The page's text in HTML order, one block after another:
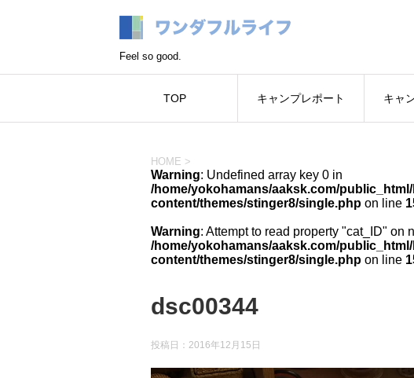
Feel so good.
TOP キャンプレポート キャ
HOME >
Warning: Undefined array key 0 in
/home/yokohamans/aaksk.com/
content/themes/stinger8/single.php on line
Warning: Attempt to read property "cat_ID" on
/home/yokohamans/aaksk.com/
content/themes/stinger8/single.php on line
dsc00344
投稿日： 2016年12月15日